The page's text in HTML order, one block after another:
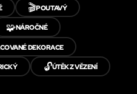
🎬POUTAVÝ
🧩NÁROČNÉ
DEKORACE
🔓ÚTĚK Z VĚZENÍ